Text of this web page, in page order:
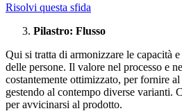
Risolvi questa sfida
Pilastro: Flusso
Qui si tratta di armonizzare le capacità
delle persone. Il valore nel processo e
costantemente ottimizzato, per fornire
gestendo al contempo diverse varianti.
per avvicinarsi al prodotto.